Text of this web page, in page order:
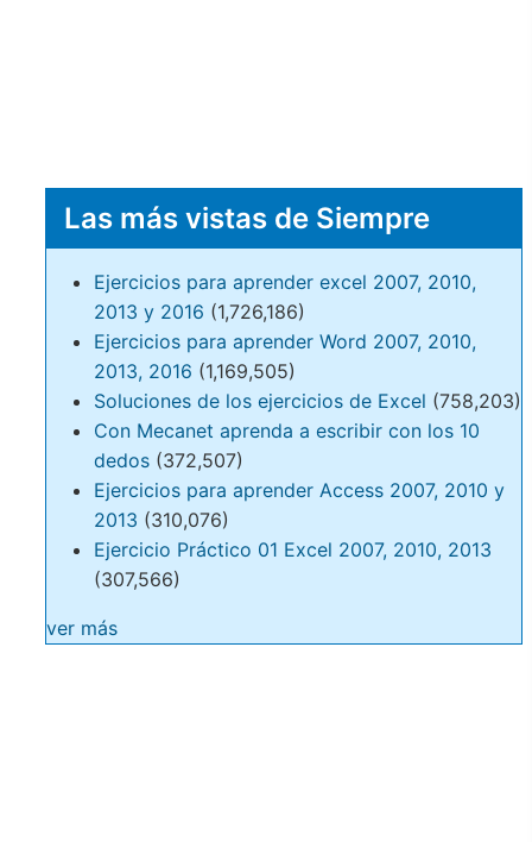
Las más vistas de Siempre
Ejercicios para aprender excel 2007, 2010,
2013 y 2016 (1,726,186)
Ejercicios para aprender Word 2007, 2010,
2013, 2016 (1,169,505)
Soluciones de los ejercicios de Excel (758,203)
Con Mecanet aprenda a escribir con los 10
dedos (372,507)
Ejercicios para aprender Access 2007, 2010 y
2013 (310,076)
Ejercicio Práctico 01 Excel 2007, 2010, 2013
(307,566)
ver más